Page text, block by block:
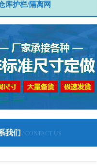
库护栏/隔离网
我们 / CONTACT US